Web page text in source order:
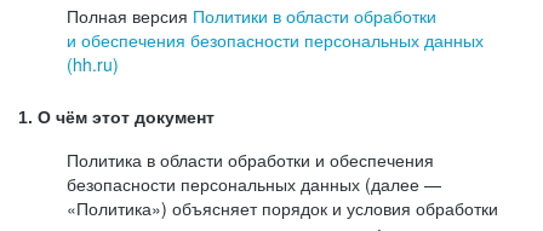
Полная версия Политики в области обработки
и обеспечения безопасности персональных данных
(hh.ru)
1. О чём этот документ
Политика в области обработки и обеспечения
безопасности персональных данных (далее —
«Политика») объясняет порядок и условия обработки